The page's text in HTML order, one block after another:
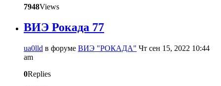
7948Views
ВИЭ Рокада 77
ua0lld в форуме ВИЭ "РОКАДА" Чт сен 15, 2022 10:44
am
0Replies